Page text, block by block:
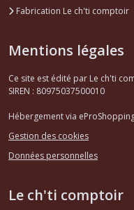
Fabrication Le ch'ti comptoir
Mentions légales
Ce site est édité par Le ch'ti
SIREN : 80975037500010
Hébergement via
Gestion des cookies
Données personnelles
Le ch'ti comptoir